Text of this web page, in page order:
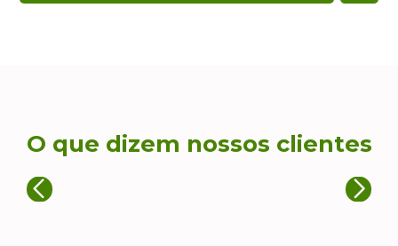
O que dizem nossos clientes